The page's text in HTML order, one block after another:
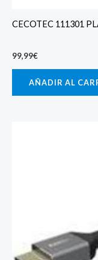
CECOTEC 111301
99,99€
AÑADIR AL